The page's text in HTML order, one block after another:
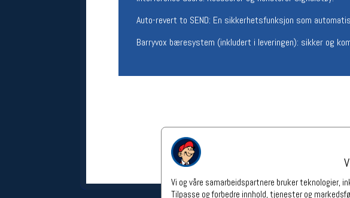
Auto-revert to SEND: En sikkerhetsfunksjon som
Barryvox bæresystem (inkludert i leveringen): sikker og
Vi og våre samarbeidspartnere bruker teknologier,
Tilpasse og forbedre innhold, tjenester og
nederste blå linjen